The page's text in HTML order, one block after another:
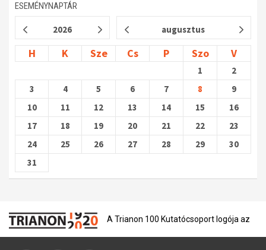
ESEMÉNYNAPTÁR
2026 augusztus
H K Sze Cs P Szo V
1
2
3
4 5 6 7 8
9
10
11 12 13 14 15
16
17
18 19 20 21 22
23
24
25 26 27 28 29
30
31
A Trianon 100 Kutatócsoport logója az